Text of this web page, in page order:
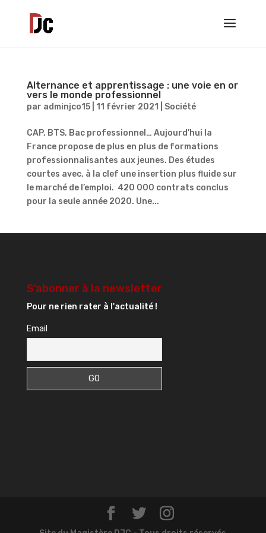
Alternance et apprentissage : une voie en or
vers le monde professionnel
par adminjco15| 11 février 2021 Société
CAP, BTS, Bac professionnel… Aujourd’hui la
France propose de plus en plus de formations
professionnalisantes aux jeunes. Des études
courtes avec, à la clef une insertion plus fluide sur
le marché de l’emploi. 420 000 contrats conclus
pour la seule année 2020. Une...
S’abonner à la newsletter
Pour ne rien rater à l'actualité !
Email